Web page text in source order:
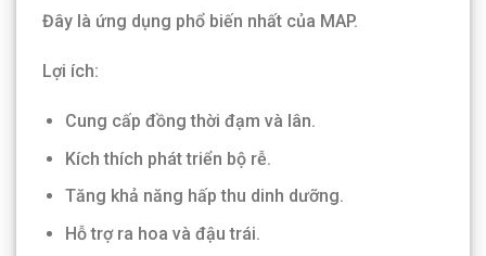
Đây là ứng dụng phổ biến nhất của MAP.
Lợi ích:
Cung cấp đồng thời đạm và lân.
Kích thích phát triển bộ rễ.
Tăng khả năng hấp thu dinh dưỡng.
Hỗ trợ ra hoa và đậu trái.